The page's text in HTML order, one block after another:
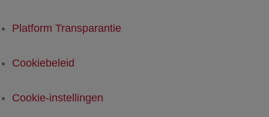
Platform Transparantie
Cookiebeleid
Cookie-instellingen